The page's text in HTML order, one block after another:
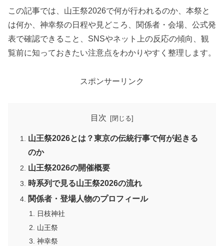
この記事では、山王祭2026で何が行われるのか、本祭と
は何か、神幸祭の日程や見どころ、関係者・会場、公式発
表で確認できること、SNSやネット上の反応の傾向、観
覧前に知っておきたい注意点をわかりやすく整理します。
スポンサーリンク
目次
山王祭2026とは？東京の伝統行事で何が起きる
のか
山王祭2026の開催概要
時系列で見る山王祭2026の流れ
関係者・登場人物のプロフィール
日枝神社
山王祭
神幸祭